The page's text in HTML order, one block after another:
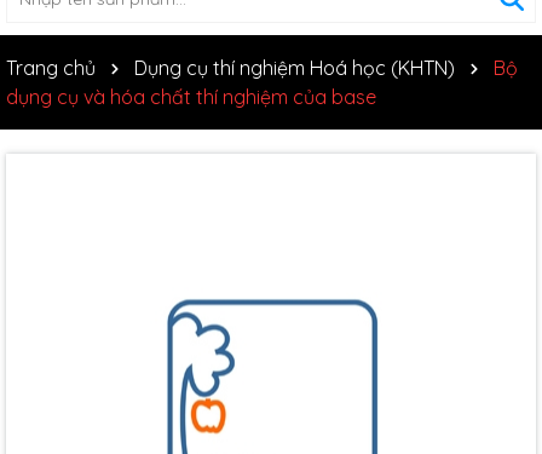
Trang chủ Dụng cụ thí nghiệm Hoá học (KHTN)
Bộ
dụng cụ và hóa chất thí nghiệm của base